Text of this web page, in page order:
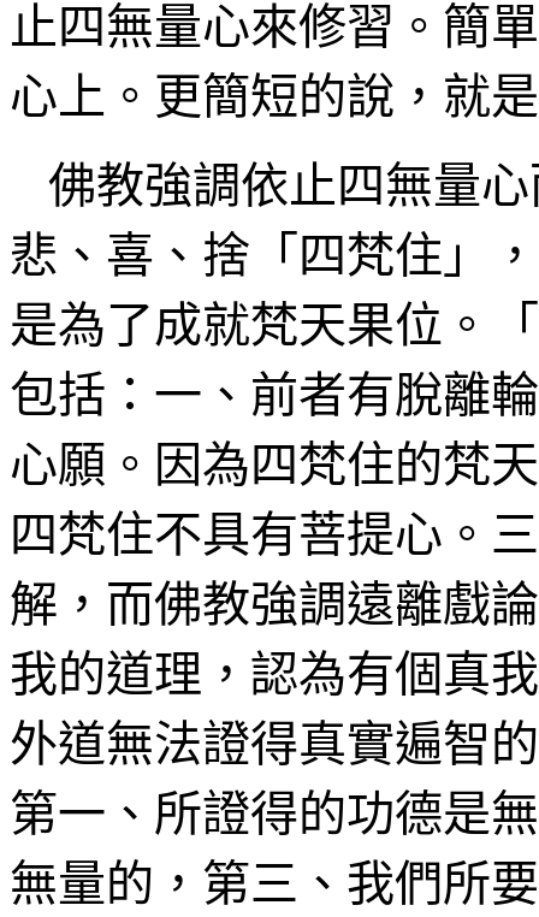
止四無量心來修習。簡
心 上。更簡短的說，就是
佛教強調依止四無量
悲、喜、 捨 「四梵住」
是為了成就梵天果位。
包括：一、前者有脫離
心願。因為四梵住的梵
四梵住不具有菩提心。
解，而佛教強調遠離戲
我的道理，認為有個真
外道無法證得真實遍智的
第一、所證得的功德是
無量的，第三、我們所